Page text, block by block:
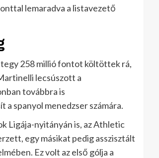
lemaradva a listavezető
258 millió fontot költöttek rá,
lecsúszott a
továbbra is
spanyol menedzser számára.
Ligája-nyitányán is, az Athletic
egy másikat pedig asszisztált
Ez volt az első gólja a